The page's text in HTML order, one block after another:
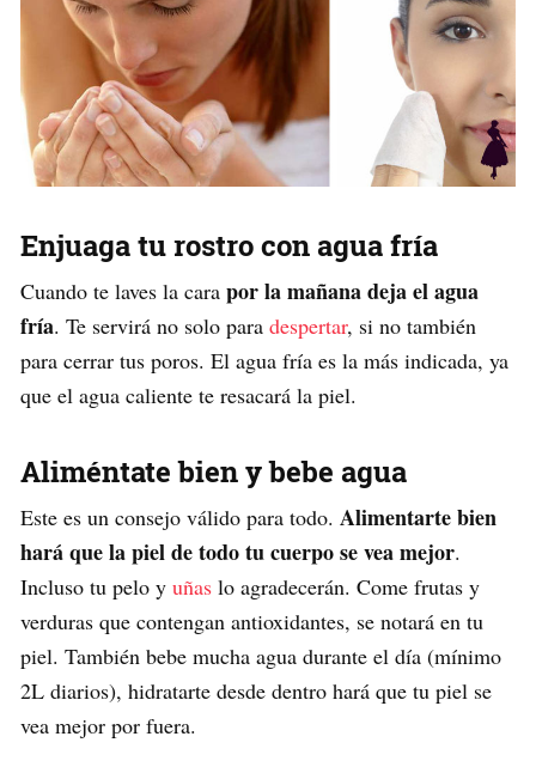
Enjuaga tu rostro con agua fría
Cuando te laves la cara por la mañana deja el agua
fría. Te servirá no solo para despertar, si no también
para cerrar tus poros. El agua fría es la más indicada, ya
que el agua caliente te resacará la piel.
Aliméntate bien y bebe agua
Este es un consejo válido para todo. Alimentarte bien
hará que la piel de todo tu cuerpo se vea mejor.
Incluso tu pelo y uñas lo agradecerán. Come frutas y
verduras que contengan antioxidantes, se notará en tu
piel. También bebe mucha agua durante el día (mínimo
2L diarios), hidratarte desde dentro hará que tu piel se
vea mejor por fuera.